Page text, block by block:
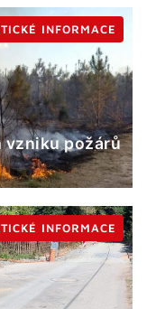
vzniku požárů
INFORMACE
INFORMACE